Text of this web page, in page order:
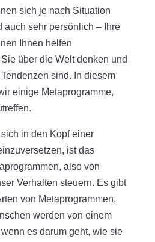
sich je nach Situation
auch sehr persönlich – Ihre
Ihnen helfen
über die Welt denken und
sind. In diesem
einige Metaprogramme,
in den Kopf einer
ist das
also von
Verhalten steuern. Es gibt
von Metaprogrammen,
werden von einem
es darum geht, wie sie